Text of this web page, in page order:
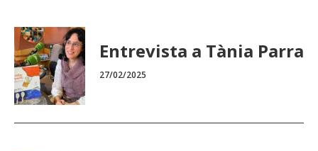
Entrevista a Tània Parra
27/02/2025